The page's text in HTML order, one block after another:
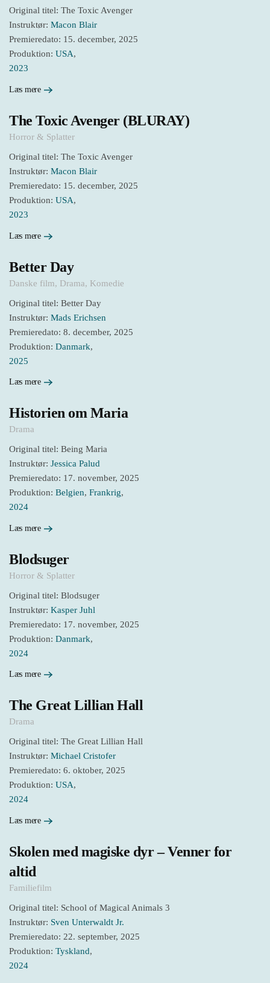
Original titel: The Toxic Avenger
Instruktør: Macon Blair
Premieredato: 15. december, 2025
Produktion: USA,
2023
Læs mere
The Toxic Avenger (BLURAY)
Horror & Splatter
Original titel: The Toxic Avenger
Instruktør: Macon Blair
Premieredato: 15. december, 2025
Produktion: USA,
2023
Læs mere
Better Day
Danske film, Drama, Komedie
Original titel: Better Day
Instruktør: Mads Erichsen
Premieredato: 8. december, 2025
Produktion: Danmark,
2025
Læs mere
Historien om Maria
Drama
Original titel: Being Maria
Instruktør: Jessica Palud
Premieredato: 17. november, 2025
Produktion: Belgien, Frankrig,
2024
Læs mere
Blodsuger
Horror & Splatter
Original titel: Blodsuger
Instruktør: Kasper Juhl
Premieredato: 17. november, 2025
Produktion: Danmark,
2024
Læs mere
The Great Lillian Hall
Drama
Original titel: The Great Lillian Hall
Instruktør: Michael Cristofer
Premieredato: 6. oktober, 2025
Produktion: USA,
2024
Læs mere
Skolen med magiske dyr – Venner for
altid
Familiefilm
Original titel: School of Magical Animals 3
Instruktør: Sven Unterwaldt Jr.
Premieredato: 22. september, 2025
Produktion: Tyskland,
2024